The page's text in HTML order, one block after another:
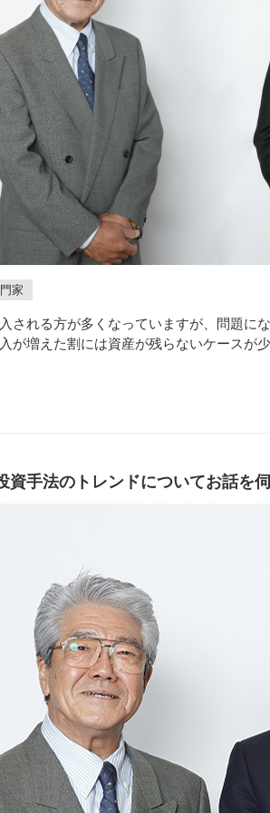
家
される方が多くなっていますが、問題に
が増えた割には資産が残らないケースが
資手法のトレンドについてお話を伺